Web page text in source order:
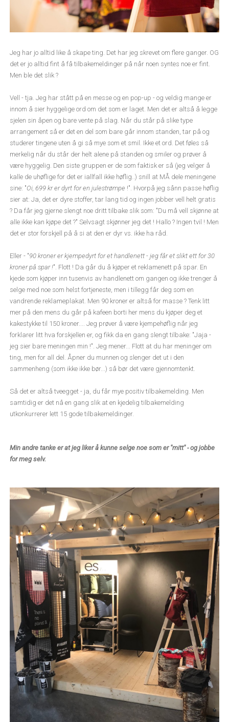
Jeg har jo alltid like å skape ting. Det har jeg skrevet om flere ganger. OG
det er jo alltid fint å få tilbakemeldinger på når noen syntes noe er fint.
Men ble det slik ?
Vell - tja. Jeg har stått på en messe og en pop-up - og veldig mange er
innom å sier hyggelige ord om det som er laget. Men det er altså å legge
sjelen sin åpen og bare vente på slag. Når du står på slike type
arrangement så er det en del som bare går innom standen, tar på og
studerer tingene uten å gi så mye som et smil. Ikke et ord. Det føles så
merkelig når du står der helt alene på standen og smiler og prøver å
være hyggelig. Den siste gruppen er de som faktisk er så (jeg velger å
kalle de uhøflige for det er iallfall ikke høflig..) snill at MÅ dele meningene
sine: "Oi, 699 kr er dyrt for en julestrømpe !". Hvorpå jeg sånn passe høflig
sier at: Ja, det er dyre stoffer, tar lang tid og ingen jobber vell helt gratis
? Da får jeg gjerne slengt noe dritt tilbake slik som: "Du må vell skjønne at
alle ikke kan kjøpe det ?" Selvsagt skjønner jeg det ! Hallo ? Ingen tvil ! Men
det er stor forskjell på å si at den er dyr vs. ikke ha råd.
Eller - "90 kroner er kjempedyrt for et handlenett - jeg får et slikt ett for 30
kroner på spar !". Flott ! Da går du å kjøper et reklamenett på spar. En
kjede som kjøper inn tusenvis av handlenett om gangen og ikke trenger å
selge med noe som helst fortjeneste, men i tillegg får deg som en
vandrende reklameplakat. Men 90 kroner er altså for masse ? Tenk litt
mer på den mens du går på kafeen borti her mens du kjøper deg et
kakestykke til 150 kroner.... Jeg prøver å være kjempehøflig når jeg
forklarer litt hva forskjellen er, og fikk da en gang slengt tilbake: "Jaja -
jeg sier bare meningen min !". Jeg mener... Flott at du har meninger om
ting, men for all del. Åpner du munnen og slenger det ut i den
sammenheng (som ikke ikke bør...) så bør det være gjennomtenkt.
Så det er altså tveegget - ja, du får mye positiv tilbakemelding. Men
samtidig er det nå en gang slik at en kjedelig tilbakemelding
utkonkurrerer lett 15 gode tilbakemeldinger.
Min andre tanke er at jeg liker å kunne selge noe som er "mitt" - og jobbe
for meg selv.